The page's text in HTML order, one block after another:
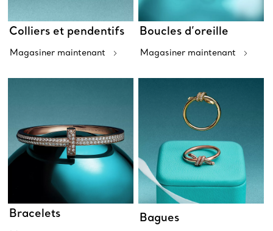
Colliers et pendentifs
Magasiner maintenant
Boucles d’oreille
Magasiner maintenant
Bracelets Bagues